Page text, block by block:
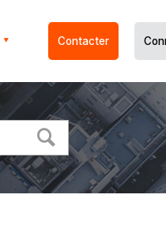
Contacter